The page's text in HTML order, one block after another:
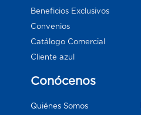
Beneficios Exclusivos
Convenios
Catálogo Comercial
Cliente azul
Conócenos
Quiénes Somos